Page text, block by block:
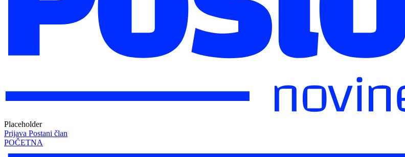
Placeholder
Prijava Postani član
POČETNA